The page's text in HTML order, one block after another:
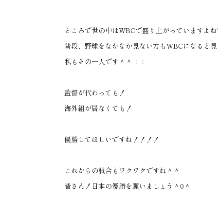
ところで世の中はWBCで盛り上がっていますよね
普段、野球をなかなか見ない方もWBCになると
私もその一人です＾＾；；
監督が代わっても！
海外組が居なくても！
優勝してほしいですね！！！！
これからの試合もワクワクですね＾＾
皆さん！日本の優勝を願いましょう＾ 0 ＾